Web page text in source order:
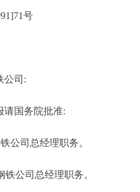
号
公司:
国务院批准:
公司总经理职务。
公司总经理职务。